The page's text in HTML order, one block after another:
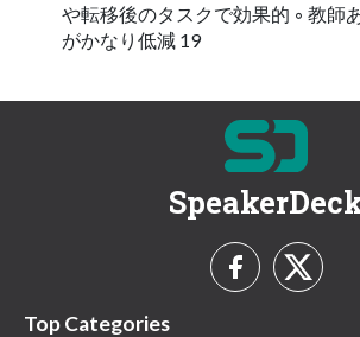
や転移後のタスクで効果的 ◦ 教師
がかなり低減 19
Top Categories